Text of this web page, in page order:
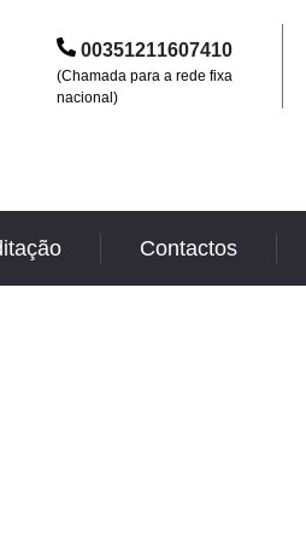
00351211607410
(Chamada para a rede fixa
nacional)
Contactos